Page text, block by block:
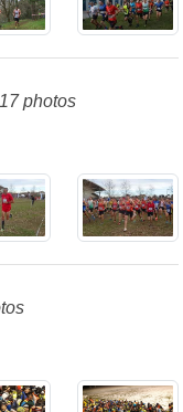
17 photos